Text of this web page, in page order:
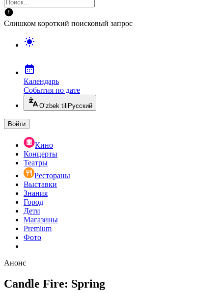
Слишком короткий поисковый запрос
Календарь
События по дате
O’zbek tili Русский
Войти
Кино
Концерты
Театры
Рестораны
Выставки
Знания
Город
Дети
Магазины
Premium
Фото
Анонс
Candle Fire: Spring